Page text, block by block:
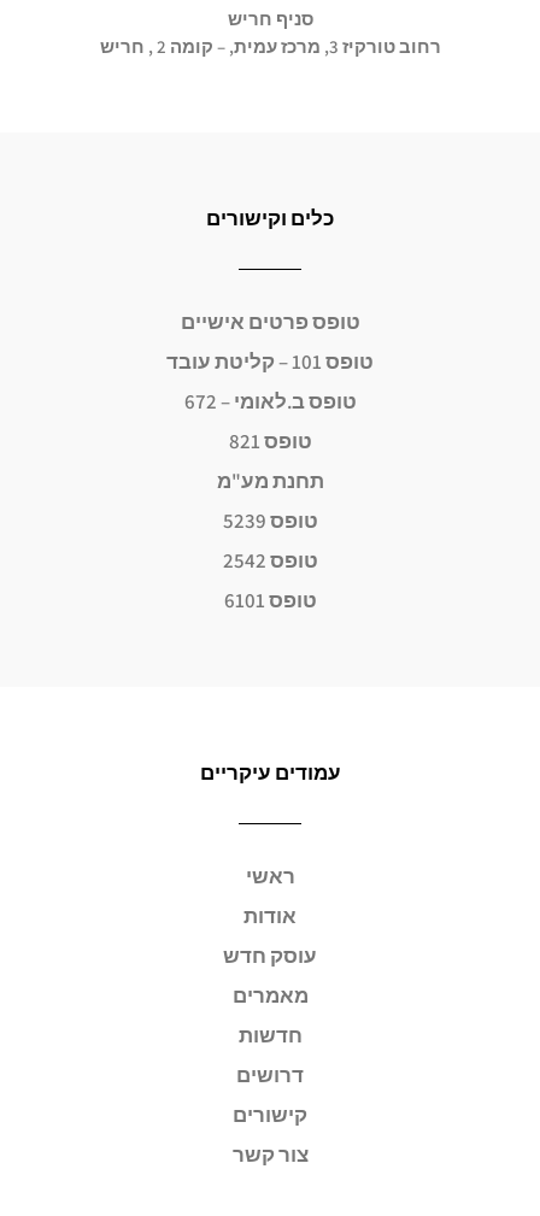
סניף חריש
רחוב טורקיז 3, מרכז עמית, – קומה 2 , חריש
כלים וקישורים
טופס פרטים אישיים
טופס 101 – קליטת עובד
טופס ב.לאומי – 672
טופס 821
תחנת מע"מ
טופס 5239
טופס 2542
טופס 6101
עמודים עיקריים
ראשי
אודות
עוסק חדש
מאמרים
חדשות
דרושים
קישורים
צור קשר